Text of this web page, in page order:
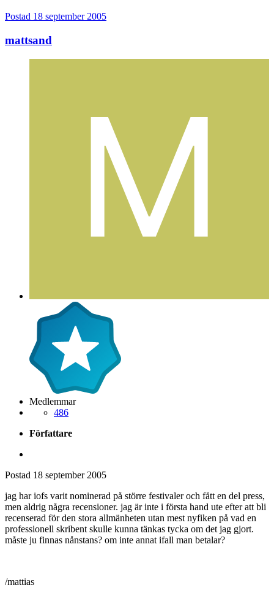
Postad 18 september 2005
mattsand
Medlemmar
486
Författare
Postad 18 september 2005
jag har iofs varit nominerad på större festivaler och fått en del press,
men aldrig några recensioner. jag är inte i första hand ute efter att bli
recenserad för den stora allmänheten utan mest nyfiken på vad en
professionell skribent skulle kunna tänkas tycka om det jag gjort.
måste ju finnas nånstans? om inte annat ifall man betalar?
/mattias